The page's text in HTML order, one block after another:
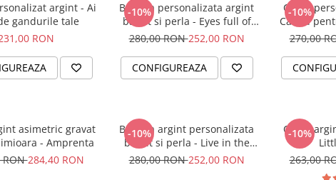
argint - Ai
gandurile tale
RON
-10%
Bratara personalizata argint
banut si perla - Eyes full of
Stories...
280,00 RON252,00 RON
CONFIGUREAZA
-10%
Colier
Cadou
270,00
asimetric gravat
- Amprenta
RON284,40 RON
-10%
Bratara argint personalizata
banut si perla - Live in the
Moment
280,00 RON252,00 RON
-10%
Colier
263,00